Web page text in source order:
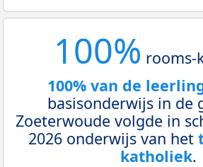
100% rooms-
100% van de
basisonderwijs in de
Zoeterwoude volgde in
2026 onderwijs van het
katholiek.